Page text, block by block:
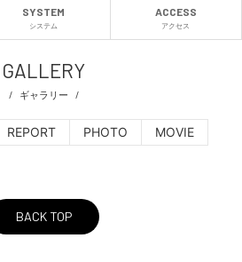
SYSTEM
システム
ACCESS
アクセス
GALLERY
ギャラリー
REPORT PHOTO MOVIE
BACK TOP